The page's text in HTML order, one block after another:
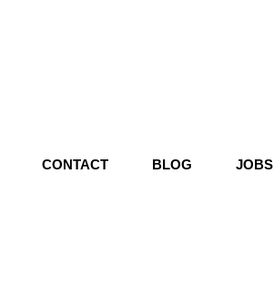
CONTACT BLOG JOBS